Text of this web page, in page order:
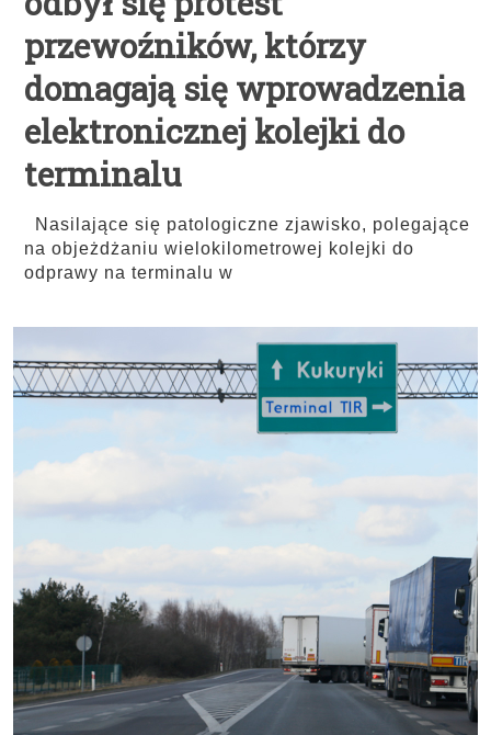
przewoźników, którzy
domagają się wprowadzenia
elektronicznej kolejki do
terminalu
Nasilające się patologiczne zjawisko, polegające
na objeżdżaniu wielokilometrowej kolejki do
odprawy na terminalu w